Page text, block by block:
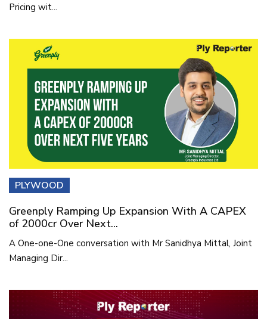
Pricing wit...
PLYWOOD
Greenply Ramping Up Expansion With A CAPEX
of 2000cr Over Next...
A One-one-One conversation with Mr Sanidhya Mittal, Joint
Managing Dir...